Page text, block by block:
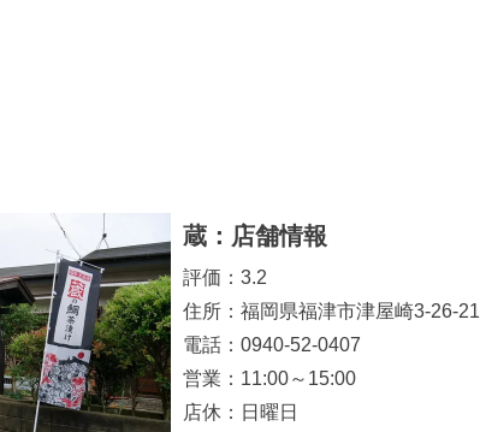
蔵：店舗情報
評価：3.2
住所：福岡県福津市津屋崎3-26-21
電話：0940-52-0407
営業：11:00～15:00
店休：日曜日